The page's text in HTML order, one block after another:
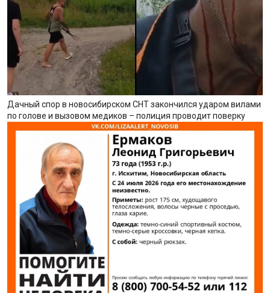
Дачный спор в новосибирском СНТ закончился ударом вилами
по голове и вызовом медиков – полиция проводит поверку